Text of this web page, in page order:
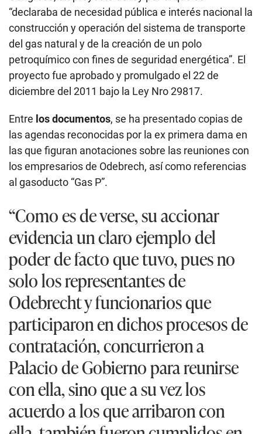
las que figuran anotaciones sobre las reuniones con
los empresarios de Odebrech, así como referencias
al gasoducto “Gas P”.
“Como es de verse, su accionar
evidencia un claro ejemplo del
poder de facto que tuvo, pues no
solo los representantes de
Odebrecht y funcionarios que
participaron en dichos procesos de
contratación, concurrieron a
Palacio de Gobierno para reunirse
con ella, sino que a su vez los
acuerdo a los que arribaron con
ella, también fueron cumplidos en
los términos pactados es decir,
tanto particulares como
funcionarios con los que se
coludidos reconocieron en esta, tal
poder de facto”, explica la fiscal
Mori.